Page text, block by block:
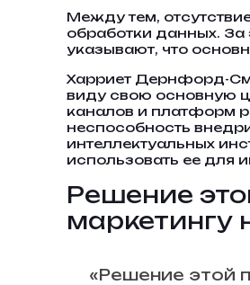
Между тем,
обработки данных. За
указывают, что
Харриет Дернфорд-
виду свою основную
каналов и платформ
неспособность
интеллектуальных
использовать ее для
Решение
маркетингу
«Решение этой